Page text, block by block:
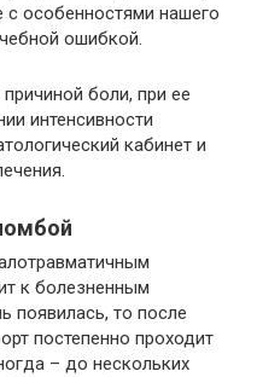
с особенностями нашего
ошибкой.
боли, при ее
интенсивности
кабинет и
к болезненным
то после
постепенно проходит
– до нескольких